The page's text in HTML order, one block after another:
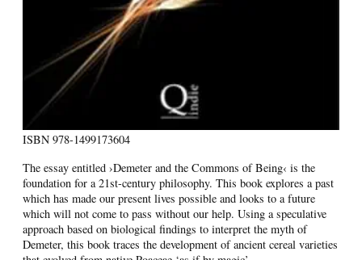
ISBN 978-1499173604
The essay entitled ›Demeter and the Commons of Being‹ is the
foundation for a 21st-century philosophy. This book explores a past
which has made our present lives possible and looks to a future
which will not come to pass without our help. Using a speculative
approach based on biological findings to interpret the myth of
Demeter, this book traces the development of ancient cereal varieties